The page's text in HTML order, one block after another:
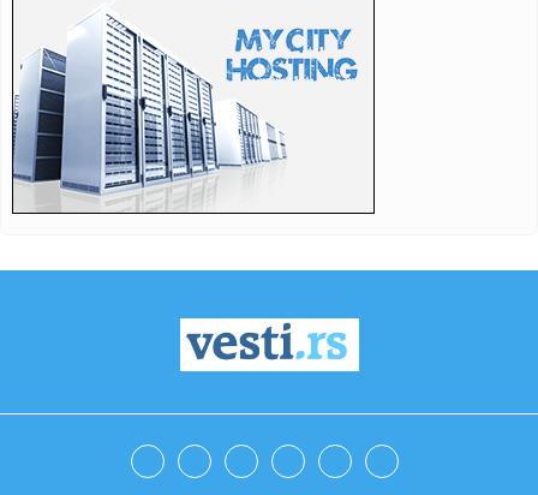
13:02:Shopping Ads oglasi stižu u Adriatic region – šta možete
da ...
13:01:ЕДУКАТИВНЕ РАДИОНИЦЕ У УТОРАК
13:01:Nisu znali šta će s njom: Margo Robi izgubila ulogu jer je -
Zvanično se razveli Jovana Pajić i Sale Tropiko! Posle pet
12:56:Na Filozofskom fakultetu u Beogradu danas bez nastave
Pripadnici UKP ušli u zgradu Filozofskog fakulteta u